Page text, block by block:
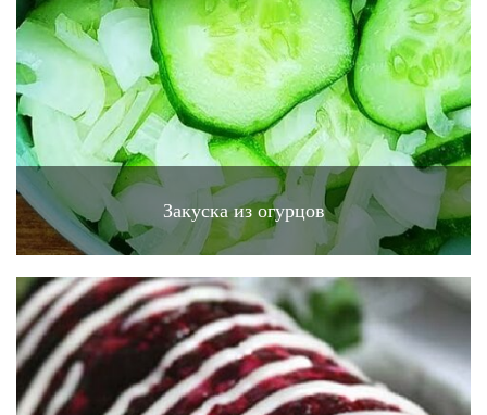
Закуска из огурцов